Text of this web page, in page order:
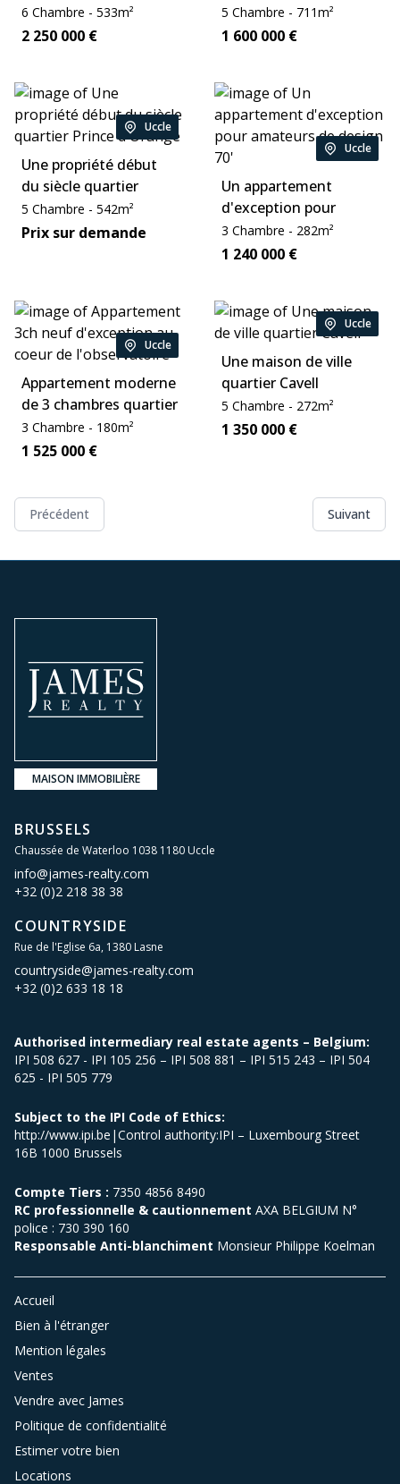
Chambre:
6 Chambre - Zone:
533m²
Price:
2 250 000 €
entièrement rénovée
sur un terrain de 3 Ha
Chambre:
5 Chambre - Zone:
711m²
Price:
1 600 000 €
Location:
Uccle
Une propriété début
du siècle quartier
Prince d'Orange
Chambre:
5 Chambre - Zone:
542m²
Price:
Prix sur demande
Location:
Uccle
Un appartement
d'exception pour
amateurs de design
70'
Chambre:
3 Chambre - Zone:
282m²
Price:
1 240 000 €
Location:
Uccle
Appartement moderne
de 3 chambres quartier
de l'Observatoire
Chambre:
3 Chambre - Zone:
180m²
Price:
1 525 000 €
Location:
Uccle
Une maison de ville
quartier Cavell
Chambre:
5 Chambre - Zone:
272m²
Price:
1 350 000 €
Précédent Suivant
MAISON IMMOBILIÈRE
BRUSSELS
Chaussée de Waterloo 1038 1180 Uccle
info@james-realty.com
+32 (0)2 218 38 38
COUNTRYSIDE
Rue de l'Eglise 6a, 1380 Lasne
countryside@james-realty.com
+32 (0)2 633 18 18
Authorised intermediary real estate agents – Belgium:
IPI 508 627 - IPI 105 256 – IPI 508 881 – IPI 515 243 – IPI 504
625 - IPI 505 779
Subject to the IPI Code of Ethics:
http://www.ipi.be|Control authority:IPI – Luxembourg Street
16B 1000 Brussels
Compte Tiers : 7350 4856 8490
RC professionnelle & cautionnement AXA BELGIUM N°
police : 730 390 160
Responsable Anti-blanchiment Monsieur Philippe Koelman
Accueil
Bien à l'étranger
Mention légales
Ventes
Vendre avec James
Politique de confidentialité
Estimer votre bien
Locations